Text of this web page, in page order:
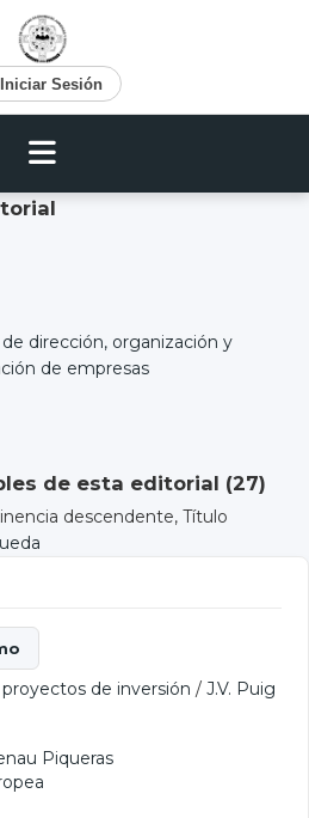
Iniciar Sesión
dirección, organización y
de empresas
de esta editorial (27)
descendente, Título
de inversión / J.V. Puig
Piqueras